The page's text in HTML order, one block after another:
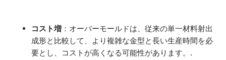
コスト増 ：オーバーモールドは、従来の単一材料射出
成形と比較して、より複雑な金型と長い生産時間を必
要とし、コストが高くなる可能性があります。.